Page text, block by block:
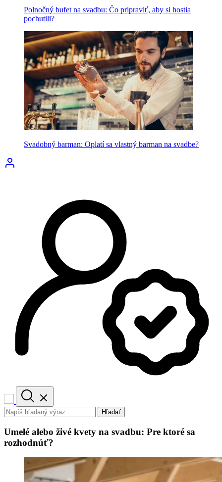
Polnočný bufet na svadbu: Čo pripraviť, aby si hostia
pochutili?
Svadobný barman: Oplatí sa vlastný barman na svadbe?
Hľadať
Umelé alebo živé kvety na svadbu: Pre ktoré sa
rozhodnúť?